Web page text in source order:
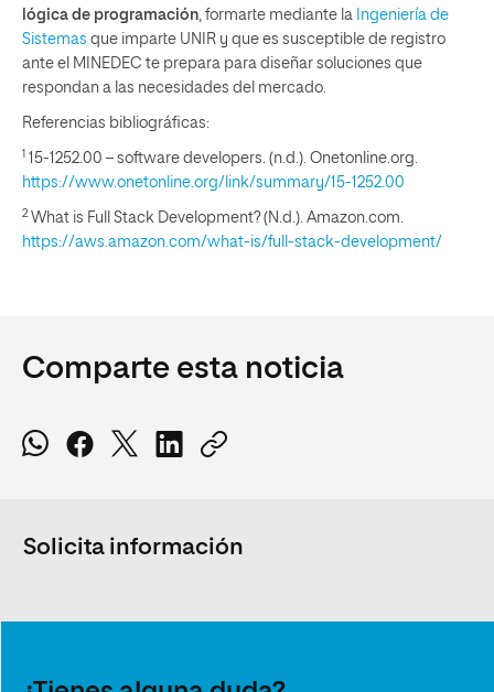
lógica de programación, formarte mediante la Ingeniería de
Sistemas que imparte UNIR y que es susceptible de registro
ante el MINEDEC te prepara para diseñar soluciones que
respondan a las necesidades del mercado.
Referencias bibliográficas:
1 15-1252.00 – software developers. (n.d.). Onetonline.org.
https://www.onetonline.org/link/summary/15-1252.00
2What is Full Stack Development? (N.d.). Amazon.com.
https://aws.amazon.com/what-is/full-stack-development/
Comparte esta noticia
Solicita información